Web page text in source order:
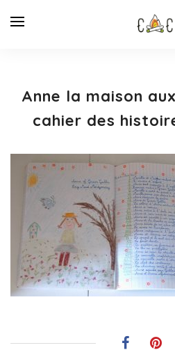
Anne la maison
cahier des